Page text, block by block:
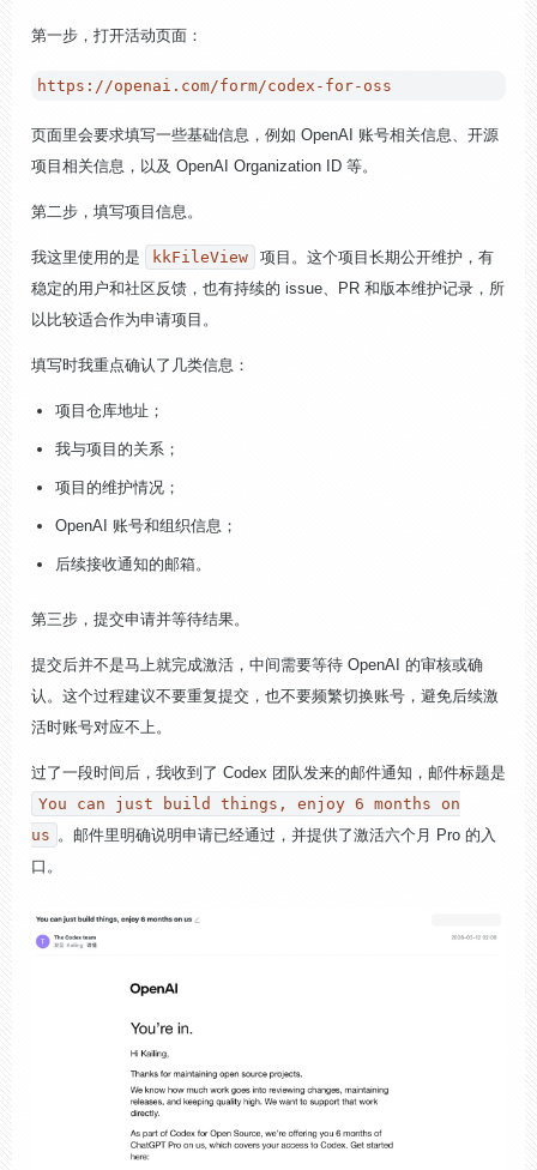
第一步，打开活动页面：
页面里会要求填写一些基础信息，例如 OpenAI 账号相关信息、开源
项目相关信息，以及 OpenAI Organization ID 等。
第二步，填写项目信息。
我这里使用的是 kkFileView
项目。这个项目长期公开维护，有
稳定的用户和社区反馈，也有持续的 issue、PR 和版本维护记录，所
以比较适合作为申请项目。
填写时我重点确认了几类信息：
项目仓库地址；
我与项目的关系；
项目的维护情况；
OpenAI 账号和组织信息；
后续接收通知的邮箱。
第三步，提交申请并等待结果。
提交后并不是马上就完成激活，中间需要等待 OpenAI 的审核或确
认。这个过程建议不要重复提交，也不要频繁切换账号，避免后续激
活时账号对应不上。
过了一段时间后，我收到了 Codex 团队发来的邮件通知，邮件标题是
You can just build things, enjoy 6 months on
us 。邮件里明确说明申请已经通过，并提供了激活六个月 Pro 的入
口。